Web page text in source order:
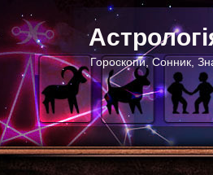
Гороскопи, Сонник,